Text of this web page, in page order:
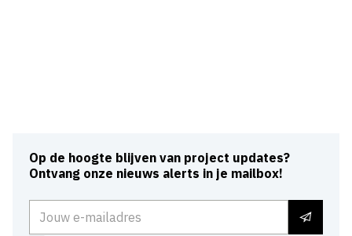
Op de hoogte blijven van project updates?
Ontvang onze nieuws alerts in je mailbox!